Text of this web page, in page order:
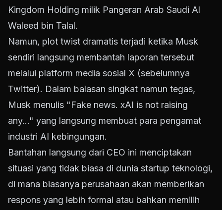
Kingdom Holding milik Pangeran Arab Saudi Al
Waleed bin Talal.
Namun, plot twist dramatis terjadi ketika Musk
sendiri langsung membantah laporan tersebut
melalui platform media sosial X (sebelumnya
Twitter). Dalam balasan singkat namun tegas,
Musk menulis "Fake news. xAI is not raising
any..." yang langsung membuat para pengamat
industri AI kebingungan.
Bantahan langsung dari CEO ini menciptakan
situasi yang tidak biasa di dunia startup teknologi,
di mana biasanya perusahaan akan memberikan
respons yang lebih formal atau bahkan memilih